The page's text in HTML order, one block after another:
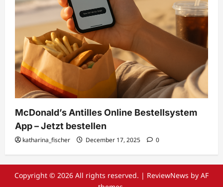
McDonald’s Antilles Online Bestellsystem
App – Jetzt bestellen
katharina_fischer December 17, 2025 0
Copyright © 2026 All rights reserved. | ReviewNews by AF